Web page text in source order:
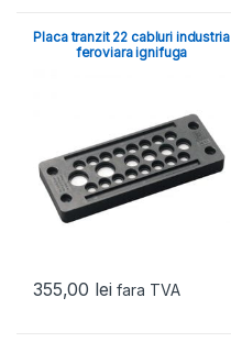
Placa tranzit 22 cabluri industria
feroviara ignifuga
355,00 lei fara TVA